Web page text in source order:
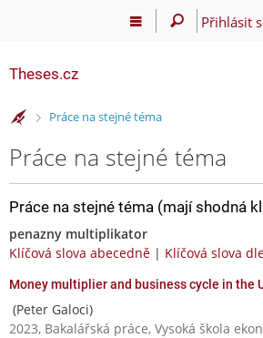
Přihlásit
Theses.cz
>Práce na stejné téma
Práce na stejné téma
Práce na stejné téma (mají shodná
penazny multiplikator
Klíčová slova abecedně | Klíčová slova
Money multiplier and business cycle in the
(Peter Galoci)
2023, Bakalářská práce, Vysoká škola